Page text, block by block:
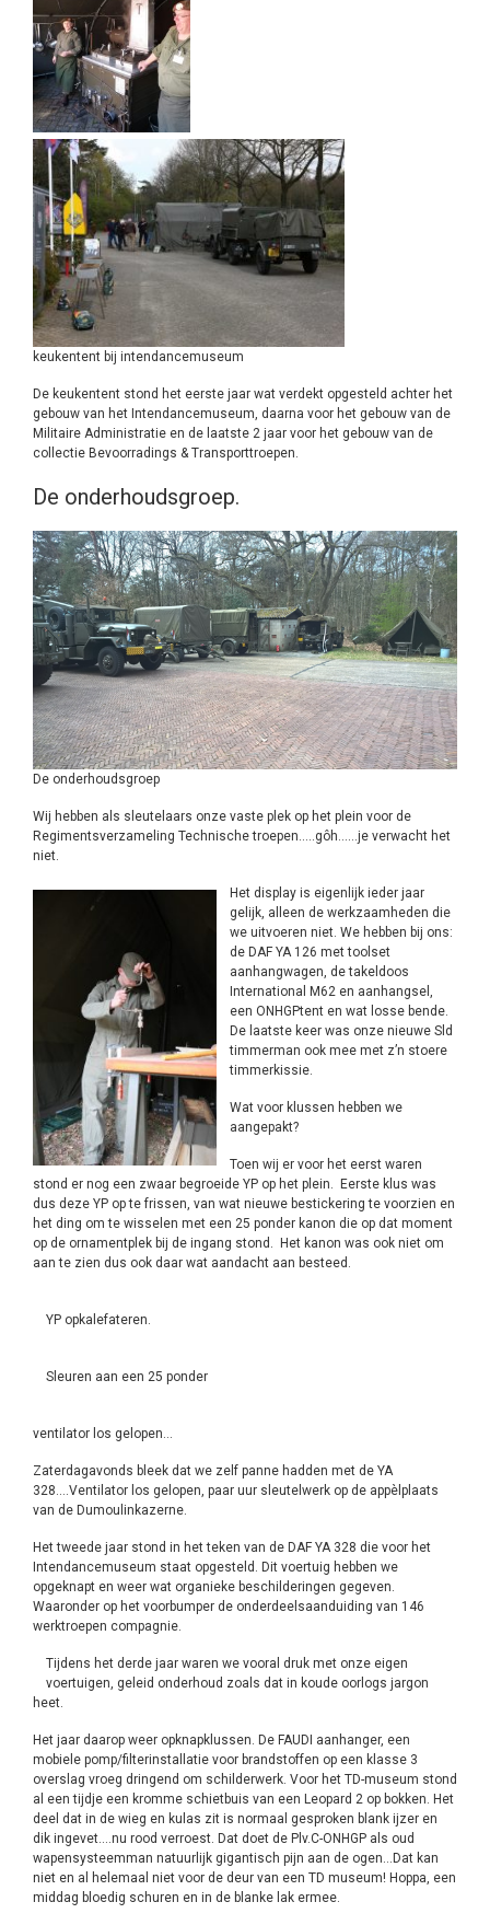
keukentent bij intendancemuseum
De keukentent stond het eerste jaar wat verdekt opgesteld achter het
gebouw van het Intendancemuseum, daarna voor het gebouw van de
Militaire Administratie en de laatste 2 jaar voor het gebouw van de
collectie Bevoorradings & Transporttroepen.
De onderhoudsgroep.
De onderhoudsgroep
Wij hebben als sleutelaars onze vaste plek op het plein voor de
Regimentsverzameling Technische troepen…..gôh……je verwacht het
niet.
Het display is eigenlijk ieder jaar
gelijk, alleen de werkzaamheden die
we uitvoeren niet. We hebben bij ons:
de DAF YA 126 met toolset
aanhangwagen, de takeldoos
International M62 en aanhangsel,
een ONHGPtent en wat losse bende.
De laatste keer was onze nieuwe Sld
timmerman ook mee met z’n stoere
timmerkissie.
Wat voor klussen hebben we
aangepakt?
Toen wij er voor het eerst waren
stond er nog een zwaar begroeide YP op het plein. Eerste klus was
dus deze YP op te frissen, van wat nieuwe bestickering te voorzien en
het ding om te wisselen met een 25 ponder kanon die op dat moment
op de ornamentplek bij de ingang stond. Het kanon was ook niet om
aan te zien dus ook daar wat aandacht aan besteed.
YP opkalefateren.
Sleuren aan een 25 ponder
ventilator los gelopen…
Zaterdagavonds bleek dat we zelf panne hadden met de YA
328….Ventilator los gelopen, paar uur sleutelwerk op de appèlplaats
van de Dumoulinkazerne.
Het tweede jaar stond in het teken van de DAF YA 328 die voor het
Intendancemuseum staat opgesteld. Dit voertuig hebben we
opgeknapt en weer wat organieke beschilderingen gegeven.
Waaronder op het voorbumper de onderdeelsaanduiding van 146
werktroepen compagnie.
Tijdens het derde jaar waren we vooral druk met onze eigen
voertuigen, geleid onderhoud zoals dat in koude oorlogs jargon
heet.
Het jaar daarop weer opknapklussen. De FAUDI aanhanger, een
mobiele pomp/filterinstallatie voor brandstoffen op een klasse 3
overslag vroeg dringend om schilderwerk. Voor het TD-museum stond
al een tijdje een kromme schietbuis van een Leopard 2 op bokken. Het
deel dat in de wieg en kulas zit is normaal gesproken blank ijzer en
dik ingevet….nu rood verroest. Dat doet de Plv.C-ONHGP als oud
wapensysteemman natuurlijk gigantisch pijn aan de ogen…Dat kan
niet en al helemaal niet voor de deur van een TD museum! Hoppa, een
middag bloedig schuren en in de blanke lak ermee.